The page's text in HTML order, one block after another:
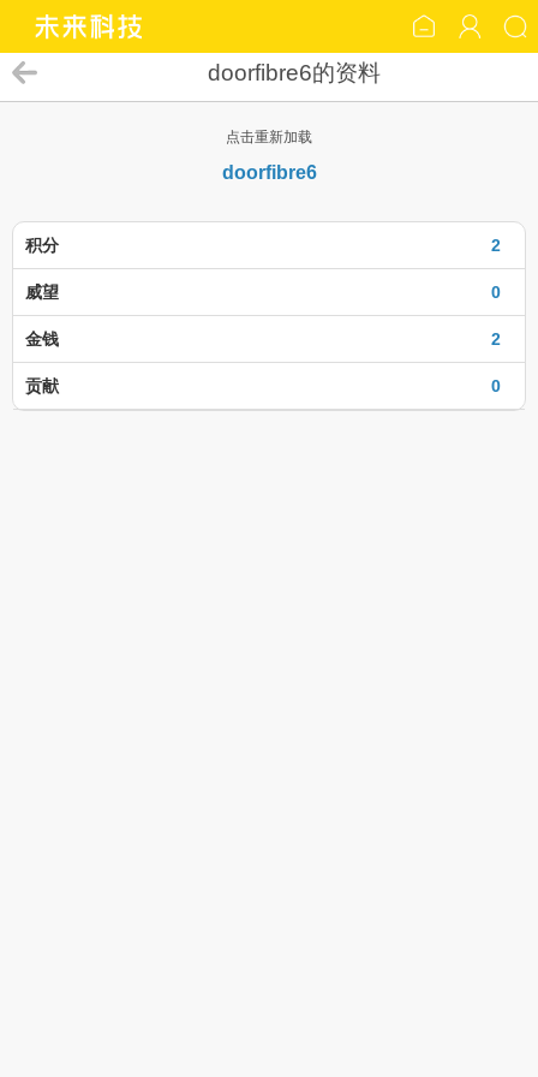
doorfibre6的资料
点击重新加载
doorfibre6
2
积分
0
威望
2
金钱
0
贡献